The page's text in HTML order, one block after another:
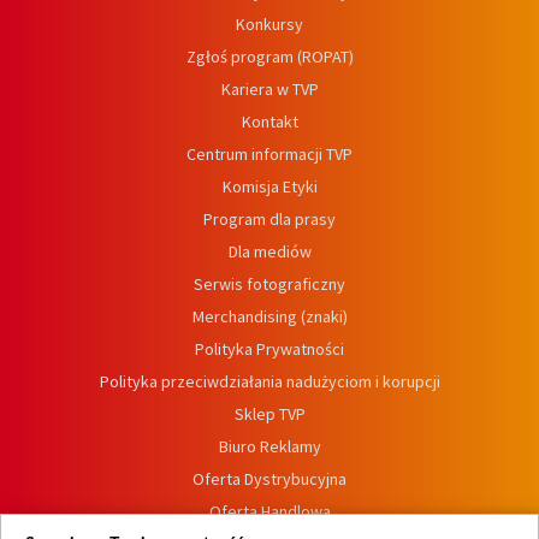
Konkursy
Zgłoś program (ROPAT)
Kariera w TVP
Kontakt
Centrum informacji TVP
Komisja Etyki
Program dla prasy
Dla mediów
Serwis fotograficzny
Merchandising (znaki)
Polityka Prywatności
Polityka przeciwdziałania nadużyciom i korupcji
Sklep TVP
Biuro Reklamy
Oferta Dystrybucyjna
Oferta Handlowa